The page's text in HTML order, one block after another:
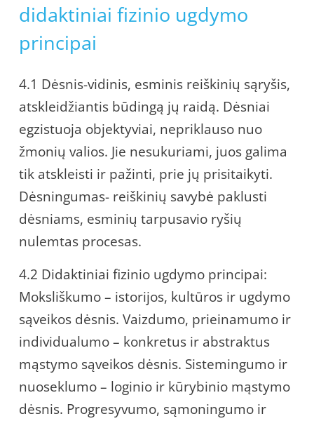
didaktiniai fizinio ugdymo
principai
4.1 Dėsnis-vidinis, esminis reiškinių sąryšis,
atskleidžiantis būdingą jų raidą. Dėsniai
egzistuoja objektyviai, nepriklauso nuo
žmonių valios. Jie nesukuriami, juos galima
tik atskleisti ir pažinti, prie jų prisitaikyti.
Dėsningumas- reiškinių savybė paklusti
dėsniams, esminių tarpusavio ryšių
nulemtas procesas.
4.2 Didaktiniai fizinio ugdymo principai:
Moksliškumo – istorijos, kultūros ir ugdymo
sąveikos dėsnis. Vaizdumo, prieinamumo ir
individualumo – konkretus ir abstraktus
mąstymo sąveikos dėsnis. Sistemingumo ir
nuoseklumo – loginio ir kūrybinio mąstymo
dėsnis. Progresyvumo, sąmoningumo ir